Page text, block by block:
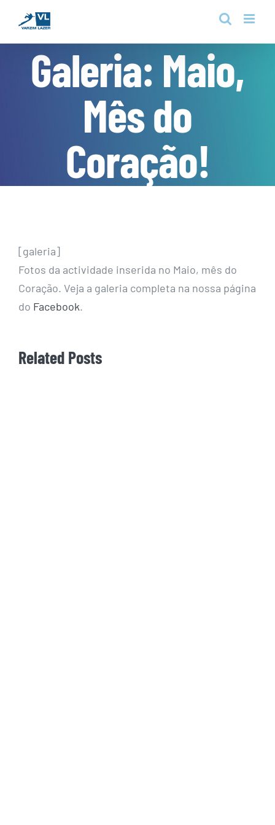
contentGaleria: Maio,
Mês do
Coração!
[galeria]
Fotos da actividade inserida no Maio, mês do
Coração. Veja a galeria completa na nossa página
do Facebook.
Related Posts